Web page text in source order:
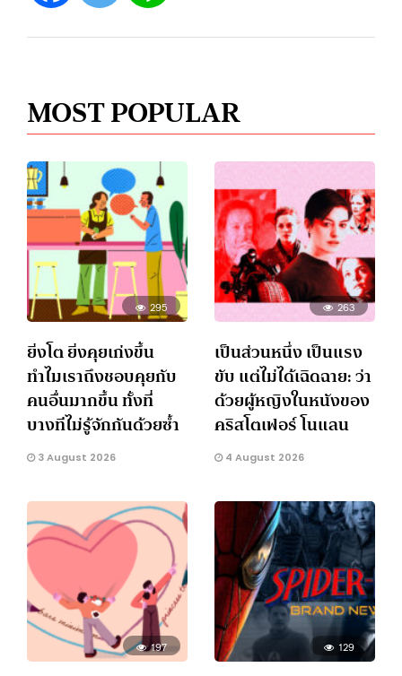
MOST POPULAR
295
ยิ่งโต ยิ่งคุยเก่งขึ้น
ทำไมเราถึงชอบคุยกับ
คนอื่นมากขึ้น ทั้งที่
บางทีไม่รู้จักกันด้วยซ้ำ
3 August 2026
263
เป็นส่วนหนึ่ง เป็นแรง
ขับ แต่ไม่ได้เฉิดฉาย: ว่า
ด้วยผู้หญิงในหนังของ
คริสโตเฟอร์ โนแลน
4 August 2026
197 129